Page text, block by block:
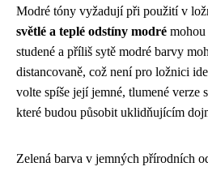
Modré tóny vyžadují při použití v
světlé a teplé odstíny modré
studené a příliš sytě modré barvy
distancovaně, což není pro ložnici
volte spíše její jemné, tlumené verze
které budou působit uklidňujícím
Zelená barva v jemných přírodních